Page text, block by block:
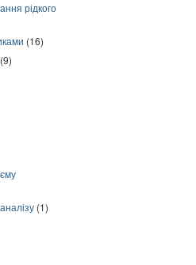
рідкого
(16)
(9)
(1)